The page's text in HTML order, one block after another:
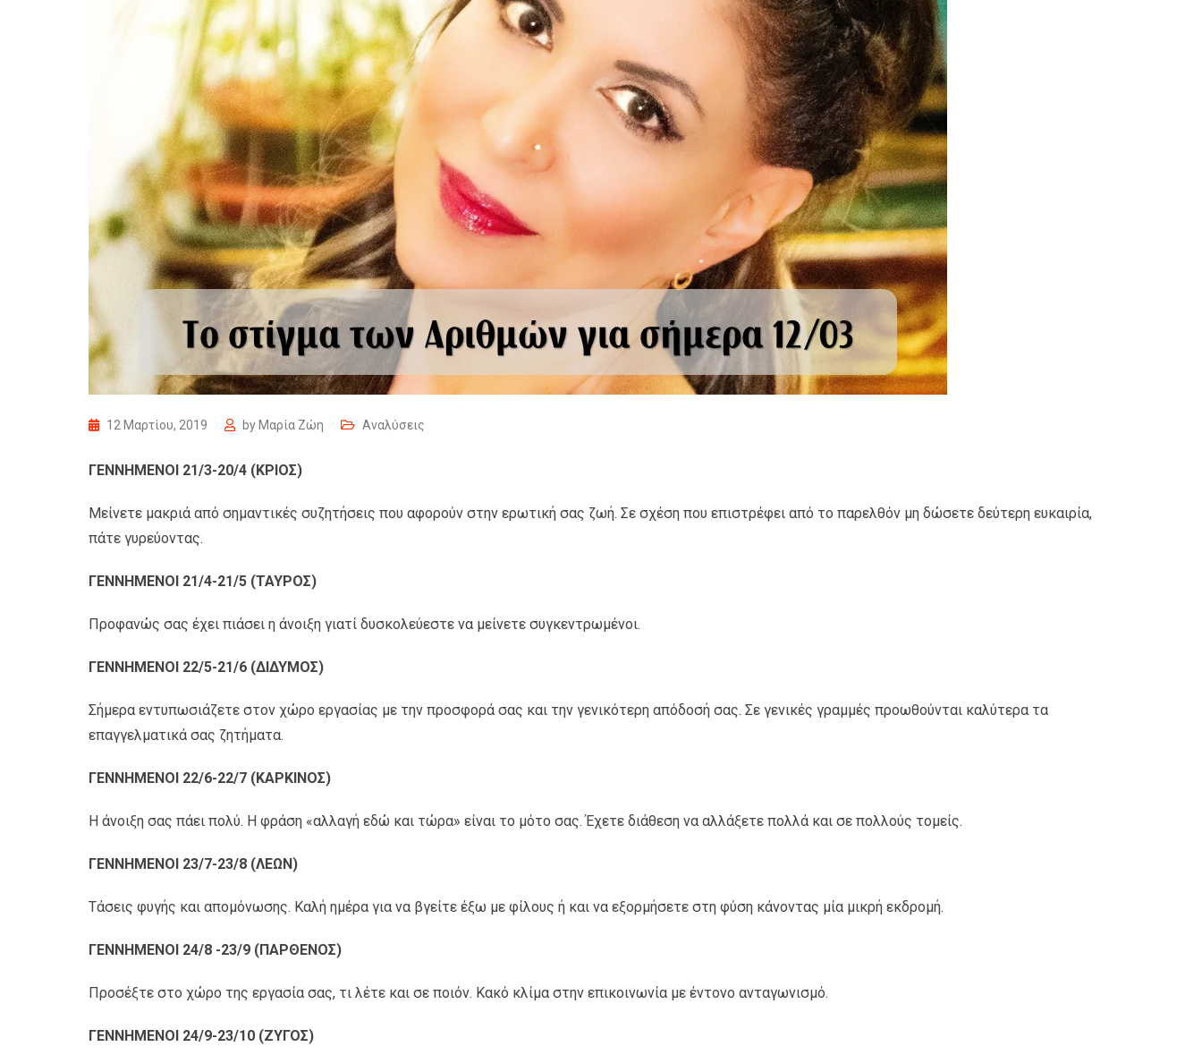
12 Μαρτίου, 2019 by Μαρία Ζώη Αναλύσεις
ΓΕΝΝΗΜΕΝΟΙ 21/3-20/4 (ΚΡΙΟΣ)
Μείνετε μακριά από σημαντικές συζητήσεις που αφορούν στην ερωτική σας ζωή. Σε σχέση που επιστρέφει από το παρελθόν μη δώσετε δεύτερη ευκαιρία,
πάτε γυρεύοντας.
ΓΕΝΝΗΜΕΝΟΙ 21/4-21/5 (ΤΑΥΡΟΣ)
Προφανώς σας έχει πιάσει η άνοιξη γιατί δυσκολεύεστε να μείνετε συγκεντρωμένοι.
ΓΕΝΝΗΜΕΝΟΙ 22/5-21/6 (ΔΙΔΥΜΟΣ)
Σήμερα εντυπωσιάζετε στον χώρο εργασίας με την προσφορά σας και την γενικότερη απόδοσή σας. Σε γενικές γραμμές προωθούνται καλύτερα τα
επαγγελματικά σας ζητήματα.
ΓΕΝΝΗΜΕΝΟΙ 22/6-22/7 (ΚΑΡΚΙΝΟΣ)
Η άνοιξη σας πάει πολύ. Η φράση «αλλαγή εδώ και τώρα» είναι το μότο σας. Έχετε διάθεση να αλλάξετε πολλά και σε πολλούς τομείς.
ΓΕΝΝΗΜΕΝΟΙ 23/7-23/8 (ΛΕΩΝ)
Τάσεις φυγής και απομόνωσης. Καλή ημέρα για να βγείτε έξω με φίλους ή και να εξορμήσετε στη φύση κάνοντας μία μικρή εκδρομή.
ΓΕΝΝΗΜΕΝΟΙ 24/8 -23/9 (ΠΑΡΘΕΝΟΣ)
Προσέξτε στο χώρο της εργασία σας, τι λέτε και σε ποιόν. Κακό κλίμα στην επικοινωνία με έντονο ανταγωνισμό.
ΓΕΝΝΗΜΕΝΟΙ 24/9-23/10 (ΖΥΓΟΣ)